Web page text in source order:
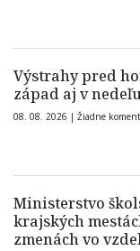
Výstrahy pred
západ aj v
08. 08. 2026 | Žiadne
Ministerstvo
krajských
zmenách vo